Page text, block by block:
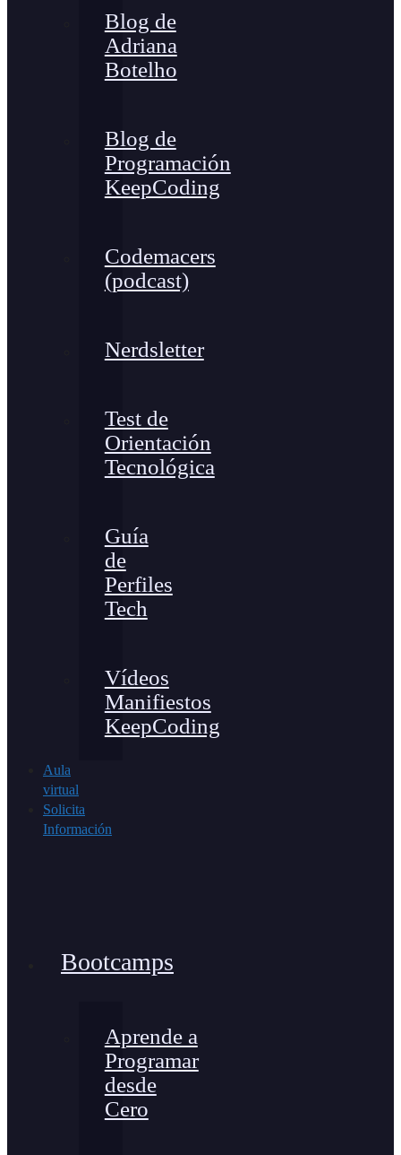
Blog de
Adriana
Botelho
Blog de
Programación
KeepCoding
Codemacers
(podcast)
Nerdsletter
Test de
Orientación
Tecnológica
Guía
de
Perfiles
Tech
Vídeos
Manifiestos
KeepCoding
Aula
virtual
Solicita
Información
Bootcamps
Aprende a
Programar
desde
Cero